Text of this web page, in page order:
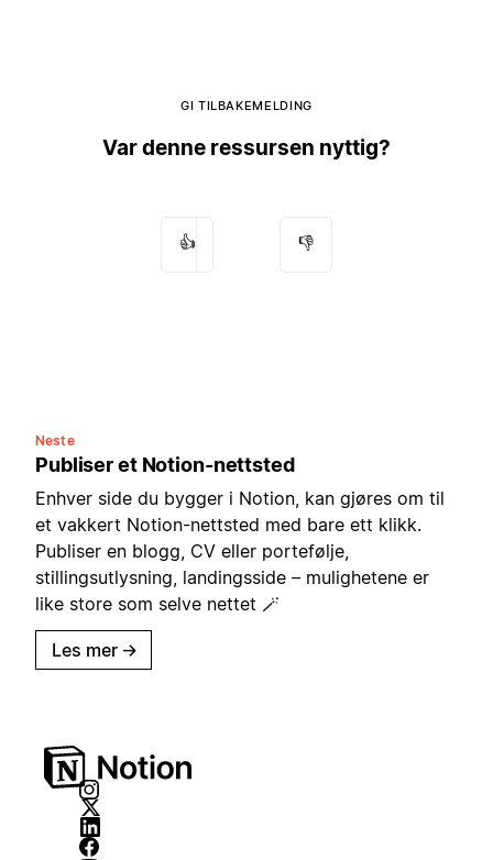
GI TILBAKEMELDING
Var denne ressursen nyttig?
👍 👎
Neste
Publiser et Notion-nettsted
Enhver side du bygger i Notion, kan gjøres om til
et vakkert Notion-nettsted med bare ett klikk.
Publiser en blogg, CV eller portefølje,
stillingsutlysning, landingsside – mulighetene er
like store som selve nettet 🪄
Les mer →